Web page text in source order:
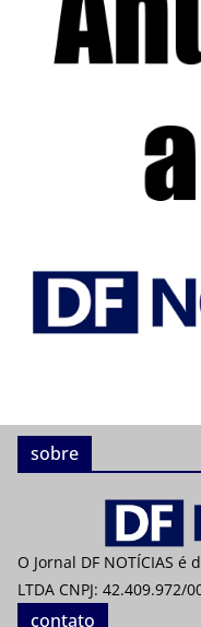
sobre
O Jornal DF NOTÍCIAS
LTDA CNPJ: 42.409.972/
contato